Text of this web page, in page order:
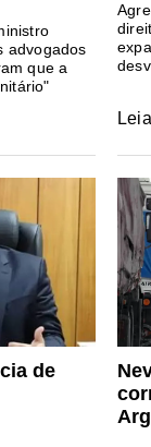
advogados
que a
de